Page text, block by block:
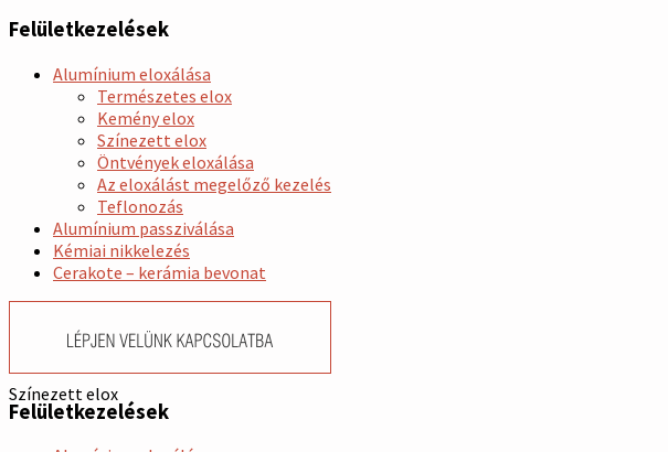
Színezett elox
Felületkezelések
Alumínium eloxálása
Természetes elox
Kemény elox
Színezett elox
Öntvények eloxálása
Az eloxálást megelőző kezelés
Teflonozás
Alumínium passziválása
Kémiai nikkelezés
Cerakote – kerámia bevonat
Felületkezelések